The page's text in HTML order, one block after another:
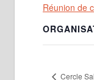
Réunion de
Cercle